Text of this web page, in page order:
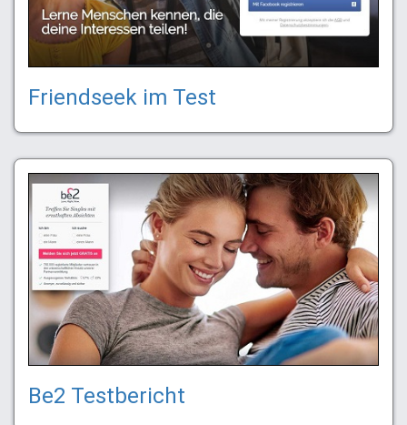
Friendseek im Test
Be2 Testbericht